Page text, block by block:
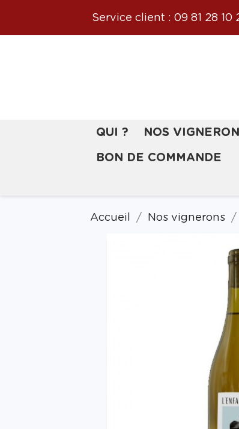
Service client : 09 81 28 10
QUI ? NOS
BON DE COMMANDE
Accueil Nos vignerons